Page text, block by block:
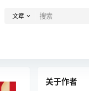
文章
关于作者